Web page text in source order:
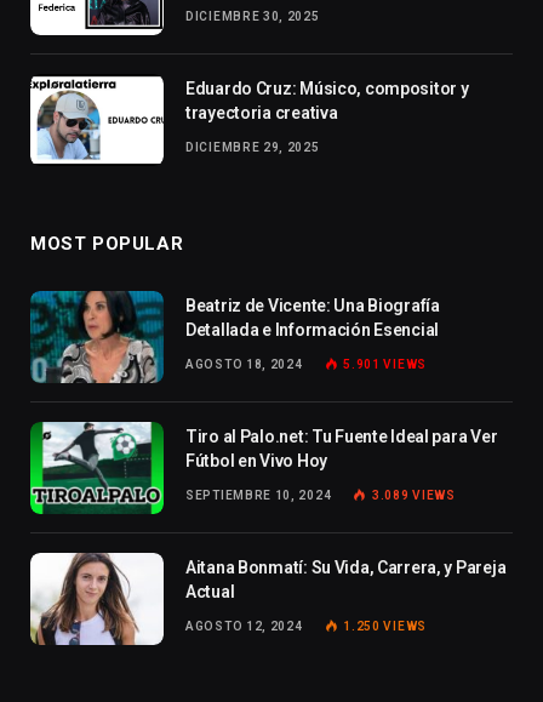
DICIEMBRE 30, 2025
Eduardo Cruz: Músico, compositor y
trayectoria creativa
DICIEMBRE 29, 2025
MOST POPULAR
Beatriz de Vicente: Una Biografía
Detallada e Información Esencial
AGOSTO 18, 2024 5.901VIEWS
Tiro al Palo.net: Tu Fuente Ideal para Ver
Fútbol en Vivo Hoy
SEPTIEMBRE 10, 2024 3.089VIEWS
Aitana Bonmatí: Su Vida, Carrera, y Pareja
Actual
AGOSTO 12, 2024 1.250VIEWS